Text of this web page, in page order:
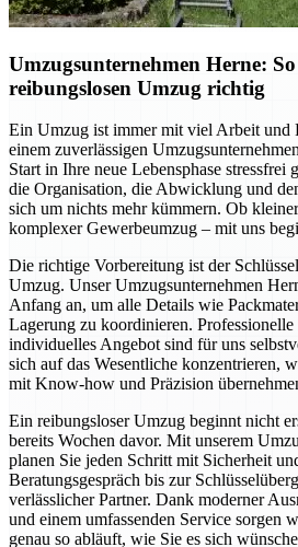
Umzugsunternehmen Herne:
reibungslosen Umzug richtig
Ein Umzug ist immer mit viel Arbeit und
einem zuverlässigen
Start in Ihre neue Lebensphase stressfrei
die Organisation, die Abwicklung und
sich um nichts mehr kümmern. Ob
komplexer Gewerbeumzug – mit uns
Die richtige Vorbereitung ist der
Umzug. Unser Umzugsunternehmen
Anfang an, um alle Details wie
Lagerung zu koordinieren.
individuelles Angebot sind für uns
sich auf das Wesentliche konzentrieren,
mit Know-how und Präzision
Ein reibungsloser Umzug beginnt nicht
bereits Wochen davor. Mit unserem
planen Sie jeden Schritt mit Sicherheit
Beratungsgespräch bis zur
verlässlicher Partner. Dank moderner
und einem umfassenden Service sorgen
genau so abläuft, wie Sie es sich